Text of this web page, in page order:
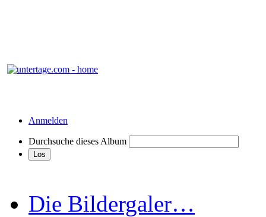
Anmelden
Durchsuche dieses Album
Die Bildergaler…